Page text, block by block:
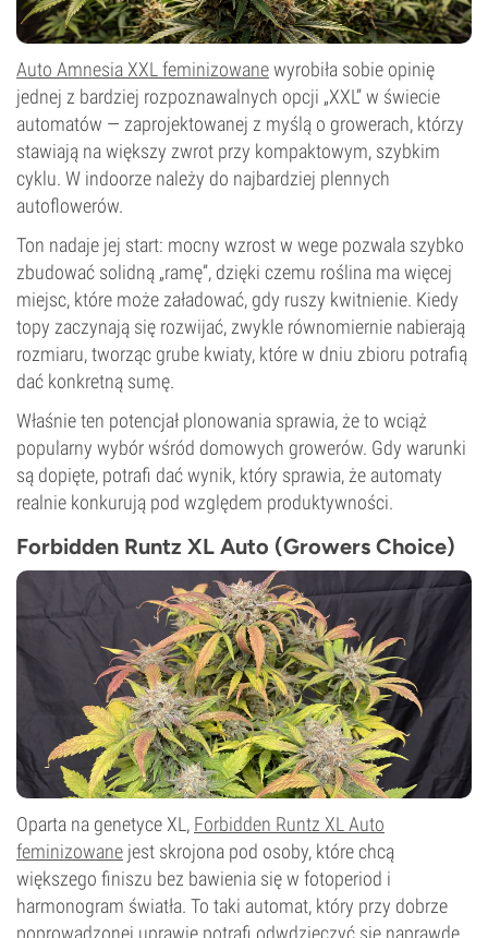
Auto Amnesia XXL feminizowanewyrobiła sobie opinię
jednej z bardziej rozpoznawalnych opcji „XXL” w świecie
automatów — zaprojektowanej z myślą o growerach, którzy
stawiają na większy zwrot przy kompaktowym, szybkim
cyklu. W indoorze należy do najbardziej plennych
autoflowerów.
Ton nadaje jej start: mocny wzrost w wege pozwala szybko
zbudować solidną „ramę”, dzięki czemu roślina ma więcej
miejsc, które może załadować, gdy ruszy kwitnienie. Kiedy
topy zaczynają się rozwijać, zwykle równomiernie nabierają
rozmiaru, tworząc grube kwiaty, które w dniu zbioru potrafią
dać konkretną sumę.
Właśnie ten potencjał plonowania sprawia, że to wciąż
popularny wybór wśród domowych growerów. Gdy warunki
są dopięte, potrafi dać wynik, który sprawia, że automaty
realnie konkurują pod względem produktywności.
Forbidden Runtz XL Auto (Growers Choice)
Oparta na genetyce XL, Forbidden Runtz XL Auto
feminizowane jest skrojona pod osoby, które chcą
większego finiszu bez bawienia się w fotoperiod i
harmonogram światła. To taki automat, który przy dobrze
poprowadzonej uprawie potrafi odwdzięczyć się naprawdę